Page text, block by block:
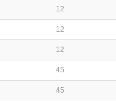
12
12
12
45
45